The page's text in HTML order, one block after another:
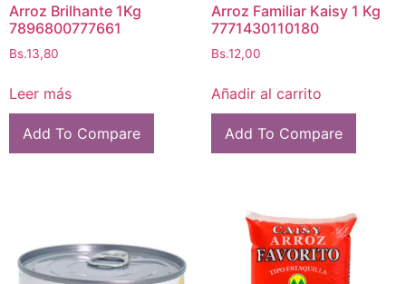
Arroz Brilhante 1Kg
7896800777661
Bs.13,80
Leer más
Add To Compare
Arroz Familiar Kaisy 1 Kg
7771430110180
Bs.12,00
Añadir al carrito
Add To Compare